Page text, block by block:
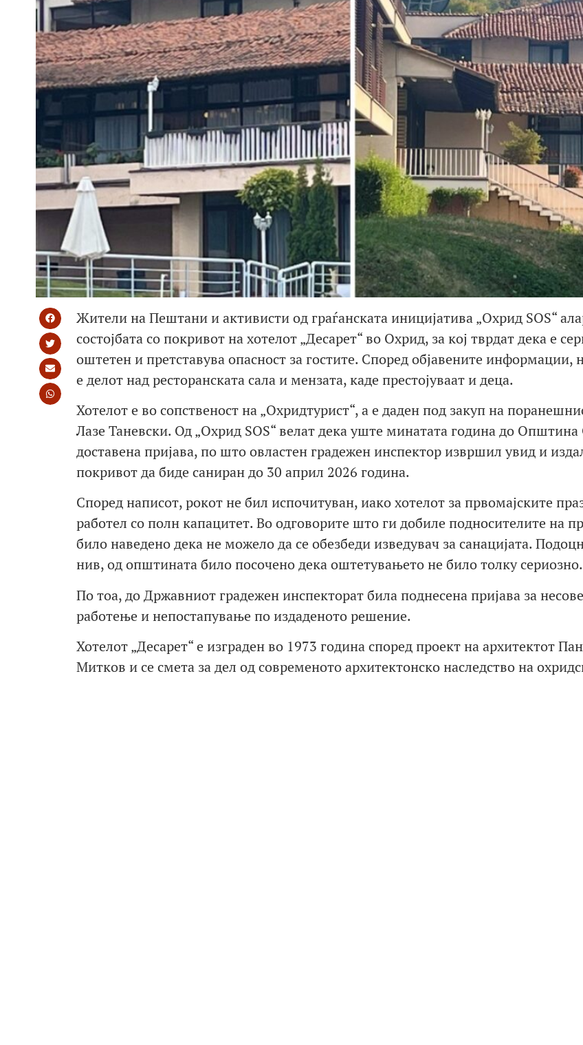
Жители на Пештани и активисти од граѓанската иницијатива „Охрид SOS“
состојбата со покривот на хотелот „Десарет“ во Охрид, за кој тврдат дека е
оштетен и претставува опасност за гостите. Според објавените информации,
е делот над ресторанската сала и мензата, каде престојуваат и деца.
Хотелот е во сопственост на „Охридтурист“, а е даден под закуп на
Лазе Таневски. Од „Охрид SOS“ велат дека уште минатата година до
доставена пријава, по што овластен градежен инспектор извршил увид и
покривот да биде саниран до 30 април 2026 година.
Според написот, рокот не бил испочитуван, иако хотелот за првомајските
работел со полн капацитет. Во одговорите што ги добиле подносителите на
било наведено дека не можело да се обезбеди изведувач за санацијата.
нив, од општината било посочено дека оштетувањето не било толку сериозно.
По тоа, до Државниот градежен инспекторат била поднесена пријава за
работење и непостапување по издаденото решение.
Хотелот „Десарет“ е изграден во 1973 година според проект на архитектот
Митков и се смета за дел од современото архитектонско наследство на